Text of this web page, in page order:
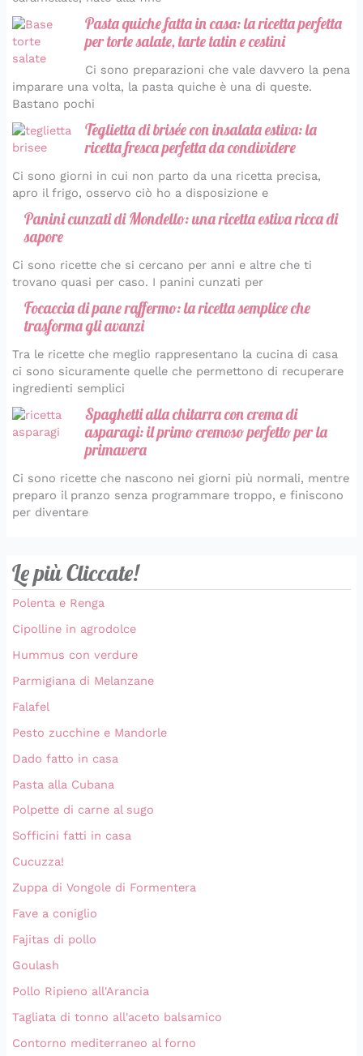
Pasta quiche fatta in casa: la ricetta perfetta
per torte salate, tarte tatin e cestini
Ci sono preparazioni che vale davvero la pena
imparare una volta, la pasta quiche è una di queste.
Bastano pochi
Teglietta di brisée con insalata estiva: la
ricetta fresca perfetta da condividere
Ci sono giorni in cui non parto da una ricetta precisa,
apro il frigo, osservo ciò ho a disposizione e
Panini cunzati di Mondello: una ricetta estiva ricca di
sapore
Ci sono ricette che si cercano per anni e altre che ti
trovano quasi per caso. I panini cunzati per
Focaccia di pane raffermo: la ricetta semplice che
trasforma gli avanzi
Tra le ricette che meglio rappresentano la cucina di casa
ci sono sicuramente quelle che permettono di recuperare
ingredienti semplici
Spaghetti alla chitarra con crema di
asparagi: il primo cremoso perfetto per la
primavera
Ci sono ricette che nascono nei giorni più normali, mentre
preparo il pranzo senza programmare troppo, e finiscono
per diventare
Le più Cliccate!
Polenta e Renga
Cipolline in agrodolce
Hummus con verdure
Parmigiana di Melanzane
Falafel
Pesto zucchine e Mandorle
Dado fatto in casa
Pasta alla Cubana
Polpette di carne al sugo
Sofficini fatti in casa
Cucuzza!
Zuppa di Vongole di Formentera
Fave a coniglio
Fajitas di pollo
Goulash
Pollo Ripieno all'Arancia
Tagliata di tonno all'aceto balsamico
Contorno mediterraneo al forno